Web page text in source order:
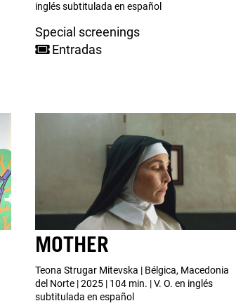
inglés subtitulada en español
Special screenings
Entradas
MOTHER
Teona Strugar Mitevska | Bélgica, Macedonia
del Norte | 2025 | 104 min. | V. O. en inglés
subtitulada en español